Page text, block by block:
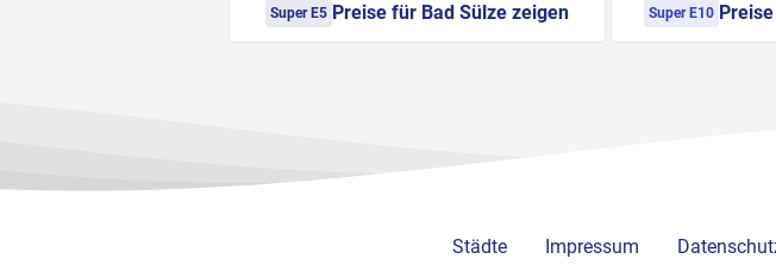
Super E5 Preise für Bad Sülze zeigen Super E10
Städte Impressum